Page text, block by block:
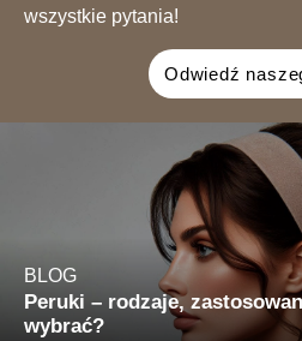
wszystkie pytania!
Odwiedź
BLOG
Peruki – rodzaje,
wybrać?